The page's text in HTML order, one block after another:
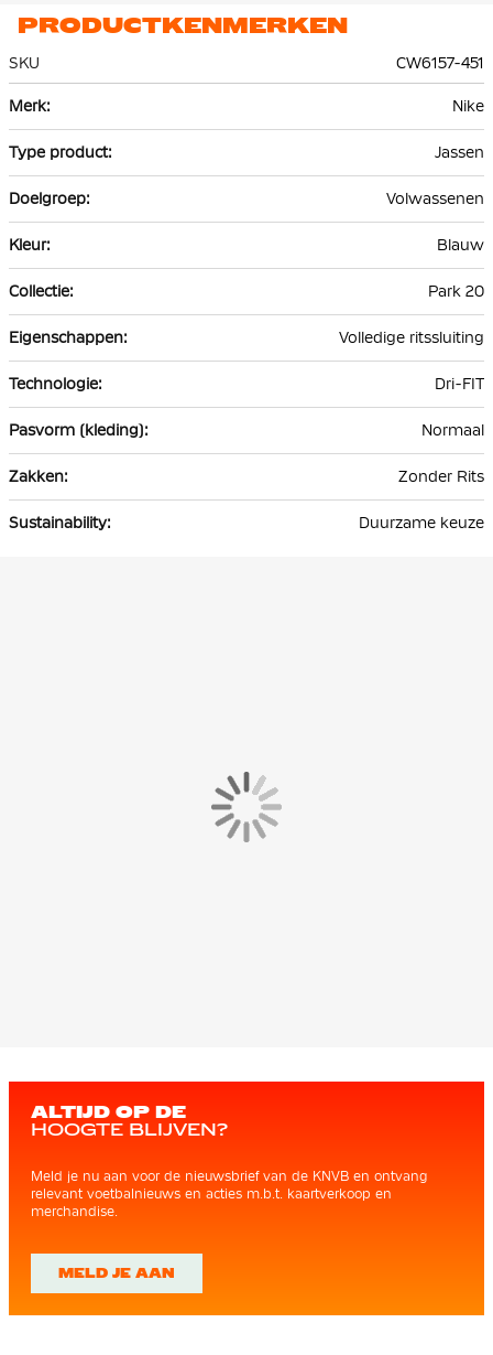
PRODUCTKENMERKEN
SKU
CW6157-451
informatie
Nike
Jassen
Volwassenen
Blauw
Park 20
Volledige ritssluiting
Dri-FIT
Normaal
Zonder Rits
Duurzame keuze
ALTIJD OP DE
HOOGTE BLIJVEN?
Meld je nu aan voor de nieuwsbrief van de KNVB en ontvang
relevant voetbalnieuws en acties m.b.t. kaartverkoop en
merchandise.
MELD JE AAN